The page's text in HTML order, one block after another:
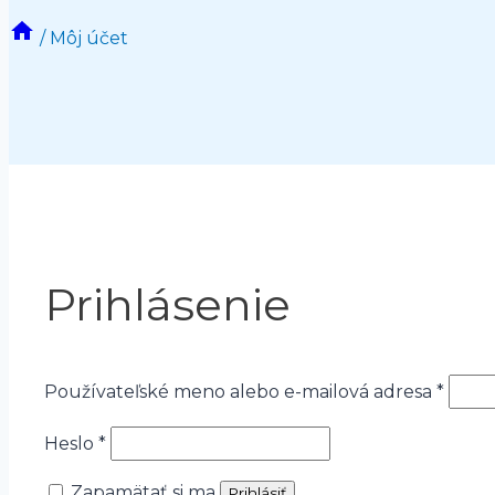
/ Môj účet
Prihlásenie
Používateľské meno alebo e-mailová adresa *
Heslo *Povinné